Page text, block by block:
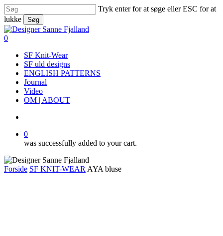
Skip
to
main
content
Tryk enter for at søge eller ESC for at
lukke
Søg
Close
Search
search
0
SF Knit-Wear
SF uld designs
ENGLISH PATTERNS
Journal
Video
OM | ABOUT
0
was successfully added to your cart.
Forside SF KNIT-WEAR AYA bluse